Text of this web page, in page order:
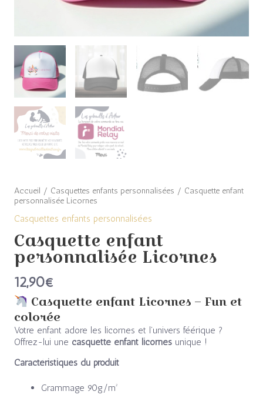
Accueil / Casquettes enfants personnalisées / Casquette enfant
personnalisée Licornes
Casquettes enfants personnalisées
Casquette enfant
personnalisée Licornes
12,90€
Casquette enfant Licornes – Fun et
colorée
Votre enfant adore les licornes et l’univers féérique ?
Offrez-lui une casquette enfant licornesunique !
Caractéristiques du produit
Grammage 90g/m²